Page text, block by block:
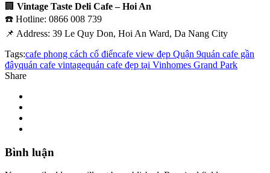
🏢 Vintage Taste Deli Cafe – Hoi An
☎️ Hotline: 0866 008 739
📌 Address: 39 Le Quy Don, Hoi An Ward, Da Nang City
Tags:cafe phong cách cổ điểncafe view đẹp Quận 9quán cafe gần
đâyquán cafe vintagequán cafe đẹp tại Vinhomes Grand Park
Share
Bình luận